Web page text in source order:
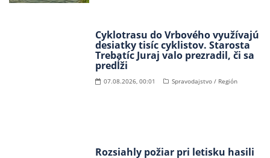
Cyklotrasu do Vrbového využívajú
desiatky tisíc cyklistov. Starosta
Trebatíc Juraj valo prezradil, či sa
predĺži
07.08.2026, 00:01 Spravodajstvo / Región
Rozsiahly požiar pri letisku hasili